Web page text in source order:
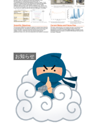
お知らせ